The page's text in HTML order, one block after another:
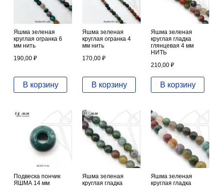
Яшма зеленая
круглая огранка 6
мм нить
190,00 ₽
В корзину
Яшма зеленая
круглая огранка 4
мм нить
170,00 ₽
В корзину
Яшма зеленая
круглая гладка
глянцевая 4 мм
НИТЬ
210,00 ₽
В корзину
Подвеска пончик
ЯШМА 14 мм
Яшма зеленая
круглая гладка
Яшма зеленая
круглая гладка